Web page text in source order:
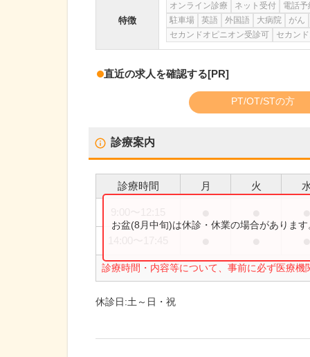
特徴
オンライン診療 ネット受付 電話予
駐車場
英語 外国語 大病院 がん
セカンドオピニオン受診可
セカン
直近の求人を確認する[PR]
PT/OT/STの方
診療案内
診療時間 月 火
診療時間・内容等について、事前に必ず医療機
お盆(8月中旬)は休診・休業の場合がありま
休診日:土～日・祝